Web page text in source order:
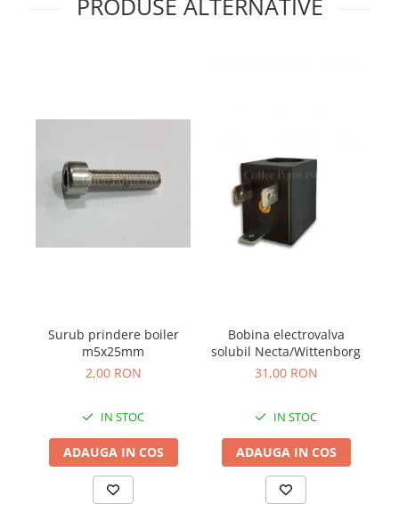
Surub prindere boiler
m5x25mm
2,00 RON
IN STOC
ADAUGA IN COS
Bobina electrovalva
solubil Necta/Wittenborg
31,00 RON
IN STOC
ADAUGA IN COS